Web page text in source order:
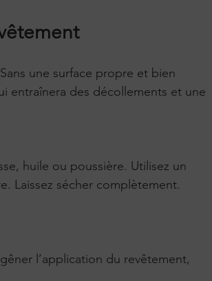
une surface propre et bien
entraînera des décollements et une
Laissez sécher complètement.